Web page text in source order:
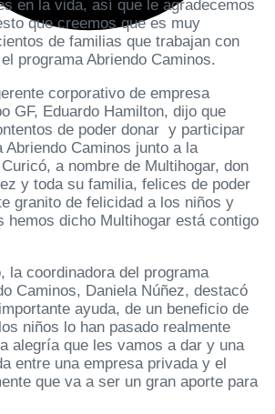
en la vida, así que le agradecemos
que creemos que es muy
de familias que trabajan con
programa Abriendo Caminos.
corporativo de empresa
GF, Eduardo Hamilton, dijo que
de poder donar y participar
Abriendo Caminos junto a la
a nombre de Multihogar, don
y toda su familia, felices de poder
granito de felicidad a los niños y
hemos dicho Multihogar está contigo
la coordinadora del programa
Caminos, Daniela Núñez, destacó
ayuda, de un beneficio de
niños lo han pasado realmente
alegría que les vamos a dar y una
entre una empresa privada y el
que va a ser un gran aporte para